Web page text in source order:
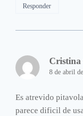
Responder
Cristina
8 de abril
Es atrevido
parece dificil de